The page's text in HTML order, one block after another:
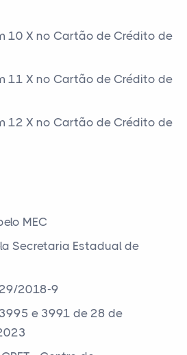
10 X no Cartão de Crédito de
11 X no Cartão de Crédito de
12 X no Cartão de Crédito de
MEC
Secretaria Estadual de
2018-9
3995 e 3991 de 28 de